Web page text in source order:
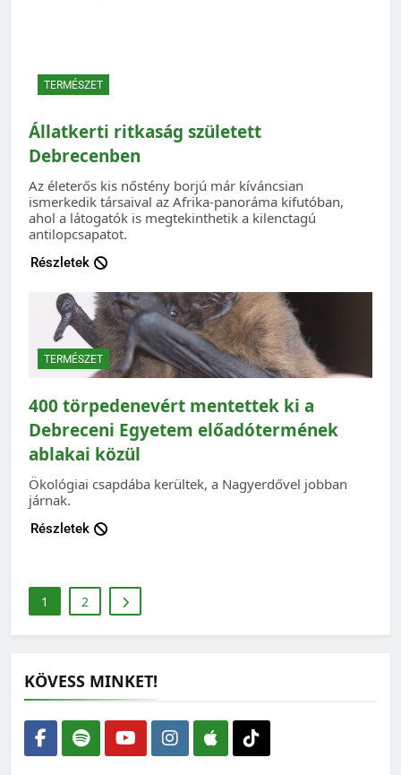
TERMÉSZET
Állatkerti ritkaság született
Debrecenben
Az életerős kis nőstény borjú már kíváncsian
ismerkedik társaival az Afrika-panoráma kifutóban,
ahol a látogatók is megtekinthetik a kilenctagú
antilopcsapatot.
Részletek
TERMÉSZET
400 törpedenevért mentettek ki a
Debreceni Egyetem előadótermének
ablakai közül
Ökológiai csapdába kerültek, a Nagyerdővel jobban
járnak.
Részletek
1 2
KÖVESS MINKET!